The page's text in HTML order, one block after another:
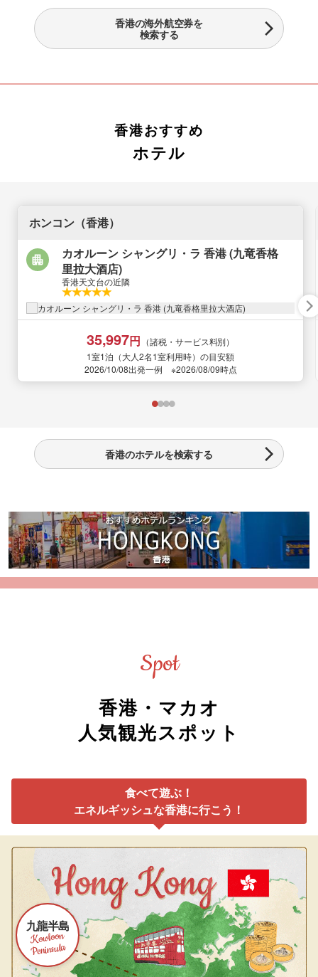
香港の海外航空券を
検索する
香港おすすめ
ホテル
ホンコン（香港）
カオルーン シャングリ・ラ 香港 (九竜香格
里拉大酒店)
香港天文台の近隣
35,997円 （諸税・サービス料別）
1室1泊（大人2名1室利用時）の目安額
2026/10/08出発一例 ※2026/08/09時点
香港のホテルを検索する
Spot
香港・マカオ
人気観光スポット
食べて遊ぶ！
エネルギッシュな香港に行こう！
九龍半島
Kowloon
Peninsula